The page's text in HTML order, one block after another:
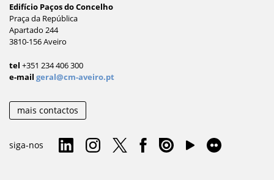
Edifício Paços do Concelho
Praça da República
Apartado 244
3810-156 Aveiro
tel +351 234 406 300
e-mail geral@cm-aveiro.pt
mais contactos
siga-nos